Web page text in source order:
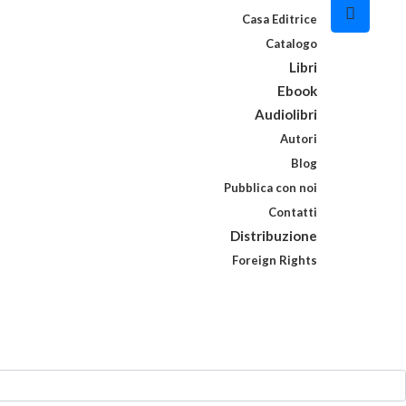
Casa Editrice
Catalogo
Libri
Ebook
Audiolibri
Autori
Blog
Pubblica con noi
Contatti
Distribuzione
Foreign Rights